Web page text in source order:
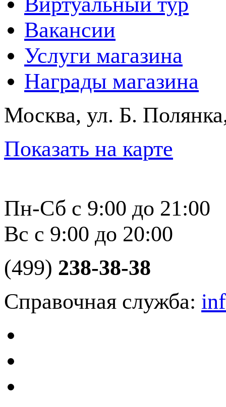
Вакансии
Услуги магазина
Награды магазина
Москва, ул. Б.
Показать на карте
Пн-Сб с 9:00 до 21:00
Вс с 9:00 до 20:00
(499) 238-38-38
Справочная служба: